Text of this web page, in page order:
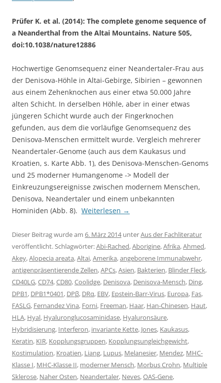
Prüfer K. et al. (2014): The complete genome sequence of
a Neanderthal from the Altai Mountains. Nature 505,
doi:10.1038/nature12886
Hochwertige Genomsequenz einer Neandertaler-Frau aus
der Denisova-Höhle in Altai-Gebirge, Sibirien – gewonnen
aus einem Zehenknochen aus einer etwa 50.000 Jahre
alten Schicht. In derselben Höhle, aber in einer etwas
jüngeren Schicht wurde auch der Fingerknochen
gefunden, aus dem die vorläufige Genomsequenz des
Denisova-Menschen ermittelt wurde. Vergleich mehrerer
Neandertaler-Genome (auch aus dem Kaukasus und
Kroatien, s. Karte Abb. 1), des Denisova-Menschen-Genoms
und 25 moderner Humangenome -> Modell der
Einkreuzungsereignisse zwischen modernem Menschen,
Denisova, Neandertaler und einem unbekannten
Hominiden (Abb. 8). Weiterlesen →
Dieser Beitrag wurde am 6. März 2014unterAus der Fachliteratur
veröffentlicht. Schlagwörter:Abi-Rached,Aborigine,Afrika,Ahmed,
Akey,Alopecia areata,Altai,Amerika,angeborene Immunabwehr,
antigenpräsentierende Zellen,APCs,Asien, Bakterien, Blinder Fleck,
CD40LG,CD74,CD80,Coolidge, Denisova, Denisova-Mensch, Ding,
DPB1, DPB1*0401, DPβ, DRα, EBV, Epstein-Barr-Virus, Europa, Fas,
FASLG, Fernandez Vina, Forni, Freeman, Haar, Han-Chinesen, Haut,
HLA, Hyal, Hyaluronglucosaminidase, Hyaluronsäure,
Hybridisierung, Interferon, invariante Kette, Jones, Kaukasus,
Keratin, KIR, Kopplungsgruppen, Kopplungsungleichgewicht,
Kostimulation, Kroatien, Liang, Lupus, Melanesier, Mendez, MHC-
Klasse I, MHC-Klasse II, moderner Mensch, Morbus Crohn, Multiple
Sklerose, Naher Osten, Neandertaler, Neves,OAS-Gene,